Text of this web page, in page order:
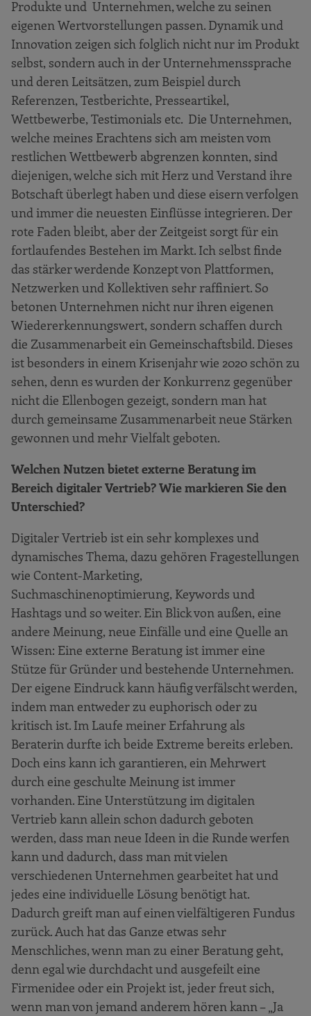
Produkte und Unternehmen, welche zu seinen
eigenen Wertvorstellungen passen. Dynamik und
Innovation zeigen sich folglich nicht nur im Produkt
selbst, sondern auch in der Unternehmenssprache
und deren Leitsätzen, zum Beispiel durch
Referenzen, Testberichte, Presseartikel,
Wettbewerbe, Testimonials etc. Die Unternehmen,
welche meines Erachtens sich am meisten vom
restlichen Wettbewerb abgrenzen konnten, sind
diejenigen, welche sich mit Herz und Verstand ihre
Botschaft überlegt haben und diese eisern verfolgen
und immer die neuesten Einflüsse integrieren. Der
rote Faden bleibt, aber der Zeitgeist sorgt für ein
fortlaufendes Bestehen im Markt. Ich selbst finde
das stärker werdende Konzept von Plattformen,
Netzwerken und Kollektiven sehr raffiniert. So
betonen Unternehmen nicht nur ihren eigenen
Wiedererkennungswert, sondern schaffen durch
die Zusammenarbeit ein Gemeinschaftsbild. Dieses
ist besonders in einem Krisenjahr wie 2020 schön zu
sehen, denn es wurden der Konkurrenz gegenüber
nicht die Ellenbogen gezeigt, sondern man hat
durch gemeinsame Zusammenarbeit neue Stärken
gewonnen und mehr Vielfalt geboten.
Welchen Nutzen bietet externe Beratung im
Bereich digitaler Vertrieb? Wie markieren Sie den
Unterschied?
Digitaler Vertrieb ist ein sehr komplexes und
dynamisches Thema, dazu gehören Fragestellungen
wie Content-Marketing,
Suchmaschinenoptimierung, Keywords und
Hashtags und so weiter. Ein Blick von außen, eine
andere Meinung, neue Einfälle und eine Quelle an
Wissen: Eine externe Beratung ist immer eine
Stütze für Gründer und bestehende Unternehmen.
Der eigene Eindruck kann häufig verfälscht werden,
indem man entweder zu euphorisch oder zu
kritisch ist. Im Laufe meiner Erfahrung als
Beraterin durfte ich beide Extreme bereits erleben.
Doch eins kann ich garantieren, ein Mehrwert
durch eine geschulte Meinung ist immer
vorhanden. Eine Unterstützung im digitalen
Vertrieb kann allein schon dadurch geboten
werden, dass man neue Ideen in die Runde werfen
kann und dadurch, dass man mit vielen
verschiedenen Unternehmen gearbeitet hat und
jedes eine individuelle Lösung benötigt hat.
Dadurch greift man auf einen vielfältigeren Fundus
zurück. Auch hat das Ganze etwas sehr
Menschliches, wenn man zu einer Beratung geht,
denn egal wie durchdacht und ausgefeilt eine
Firmenidee oder ein Projekt ist, jeder freut sich,
wenn man von jemand anderem hören kann – „Ja